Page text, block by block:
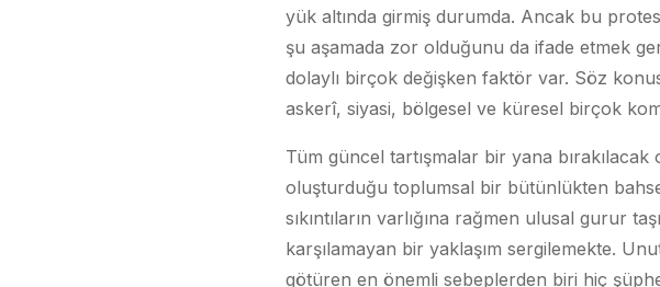
yük altında girmiş durumda. Ancak bu
şu aşamada zor olduğunu da ifade etmek
dolaylı birçok değişken faktör var. Söz
askerî, siyasi, bölgesel ve küresel birçok
Tüm güncel tartışmalar bir yana bırakılacak
oluşturduğu toplumsal bir bütünlükten
sıkıntıların varlığına rağmen ulusal gurur
karşılamayan bir yaklaşım sergilemekte.
götüren en önemli sebeplerden biri hiç